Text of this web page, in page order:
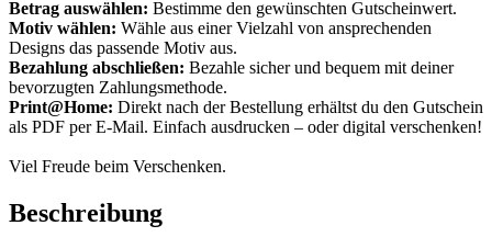
Betrag auswählen: Bestimme den gewünschten Gutscheinwert.
Motiv wählen: Wähle aus einer Vielzahl von ansprechenden
Designs das passende Motiv aus.
Bezahlung abschließen: Bezahle sicher und bequem mit deiner
bevorzugten Zahlungsmethode.
Print@Home: Direkt nach der Bestellung erhältst du den Gutschein
als PDF per E-Mail. Einfach ausdrucken – oder digital verschenken!
Viel Freude beim Verschenken.
Beschreibung